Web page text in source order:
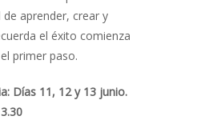
aprender, crear y
el éxito comienza
primer paso.
Días 11, 12 y 13 junio.